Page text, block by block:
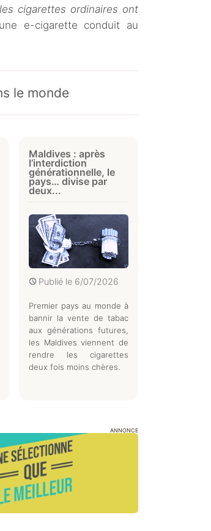
cigarettes ordinaires ont
e-cigarette conduit au
le monde
Maldives : après
l’interdiction
générationnelle, le
pays… divise par
deux...
Publié le 6/07/2026
Premier pays au monde à
bannir la vente de tabac
aux générations futures,
les Maldives viennent de
rendre les cigarettes
deux fois moins chères.
ANNONCE